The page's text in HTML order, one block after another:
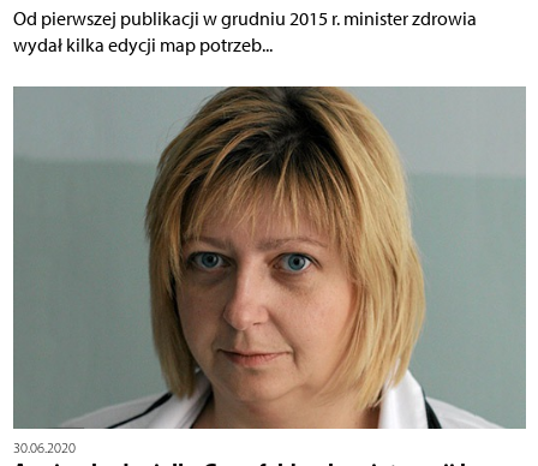
Od pierwszej publikacji w grudniu 2015 r. minister zdrowia
wydał kilka edycji map potrzeb...
30.06.2020